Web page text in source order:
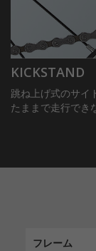
KICKSTAND
跳ね上げ式のサイ
たままで走行でき
フレーム